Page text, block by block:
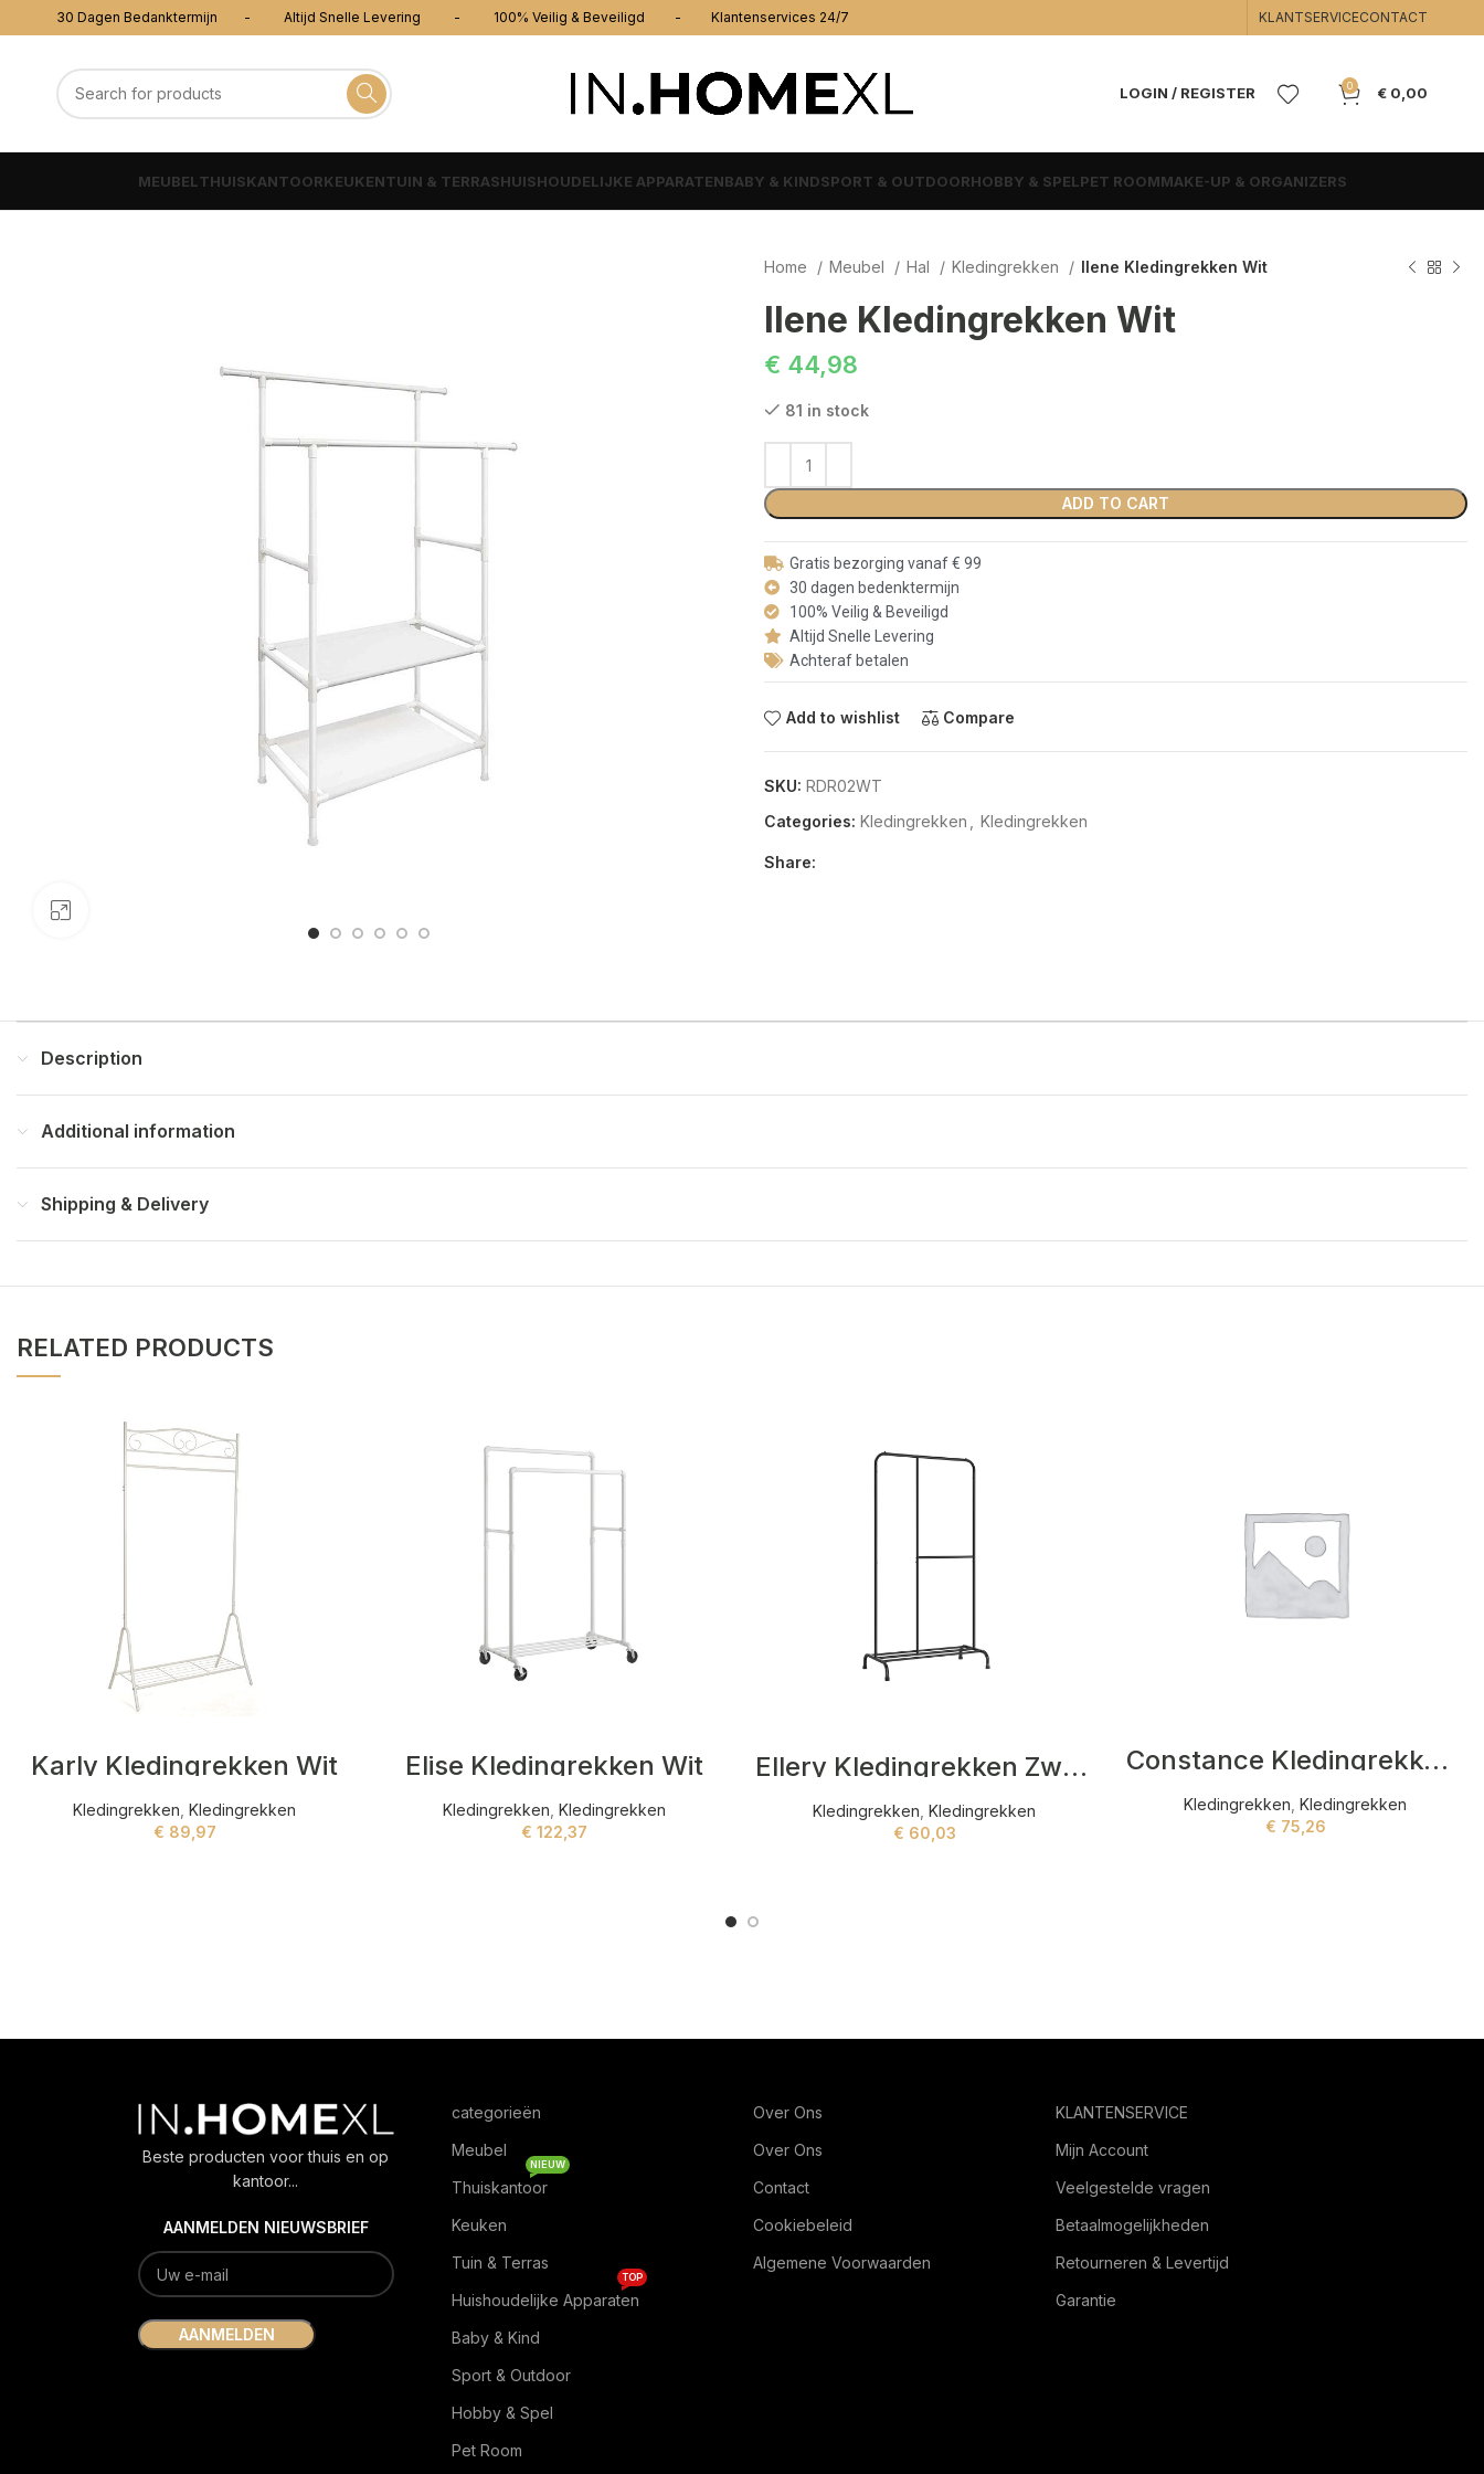
30 Dagen Bedanktermijn - Altijd Snelle Levering - 100% Veilig & Beveiligd - Klantenservices 24/7 KLANTSERVICECONTACT
LOGIN / REGISTER 0 € 0,00
MEUBEL THUISKANTOORKEUKENTUIN & TERRASHUISHOUDELIJKE APPARATENBABY & KINDSPORT & OUTDOORHOBBY & SPEL PET ROOMMAKE-UP & ORGANIZERS
Home Meubel Hal Kledingrekken Ilene Kledingrekken Wit
Ilene Kledingrekken Wit
€ 44,98
81 in stock
ADD TO CART
Gratis bezorging vanaf € 99
30 dagen bedenktermijn
100% Veilig & Beveiligd
Altijd Snelle Levering
Achteraf betalen
Add to wishlist Compare
SKU: RDR02WT
Categories: Kledingrekken Kledingrekken
Share:
Description
Additional information
Shipping & Delivery
RELATED PRODUCTS
Karly Kledingrekken Wit
Kledingrekken ,Kledingrekken
€ 89,97
Elise Kledingrekken Wit
Kledingrekken Kledingrekken
€ 122,37
Ellery Kledingrekken Zwart
Kledingrekken ,Kledingrekken
€ 60,03
Constance Kledingrekken Wit
Kledingrekken ,Kledingrekken
€ 75,26
Beste producten voor thuis en op
kantoor...
AANMELDEN NIEUWSBRIEF
categorieën
Meubel
Thuiskantoor
NIEUW
Keuken
Tuin & Terras
Huishoudelijke Apparaten
TOP
Baby & Kind
Sport & Outdoor
Hobby & Spel
Pet Room
Over Ons
Over Ons
Contact
Cookiebeleid
Algemene Voorwaarden
KLANTENSERVICE
Mijn Account
Veelgestelde vragen
Betaalmogelijkheden
Retourneren & Levertijd
Garantie